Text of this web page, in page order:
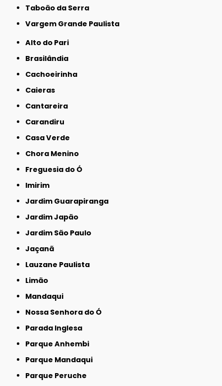
Taboão da Serra
Vargem Grande Paulista
Alto do Pari
Brasilândia
Cachoeirinha
Caieras
Cantareira
Carandiru
Casa Verde
Chora Menino
Freguesia do Ó
Imirim
Jardim Guarapiranga
Jardim Japão
Jardim São Paulo
Jaçanã
Lauzane Paulista
Limão
Mandaqui
Nossa Senhora do Ó
Parada Inglesa
Parque Anhembi
Parque Mandaqui
Parque Peruche